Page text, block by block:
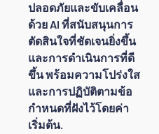
ปลอดภัยและขับเคลื่อน
ด้วย AI ที่สนับสนุนการ
ตัดสินใจที่ชัดเจนยิ่งขึ้น
และการดำเนินการที่ดี
ขึ้น พร้อมความโปร่งใส
และการปฏิบัติตามข้อ
กำหนดที่ฝังไว้โดยค่า
เริ่มต้น.